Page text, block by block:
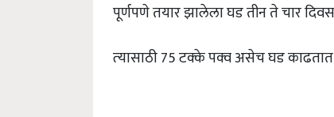
पूर्णपणे तयार झालेला घड तीन ते चार
त्‍यासाठी 75 टक्‍के पक्‍व असेच घड